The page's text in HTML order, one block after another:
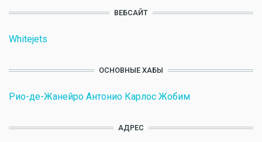
ВЕБСАЙТ
Whitejets
ОСНОВНЫЕ ХАБЫ
Рио-де-Жанейро Антонио Карлос Жобим
АДРЕС